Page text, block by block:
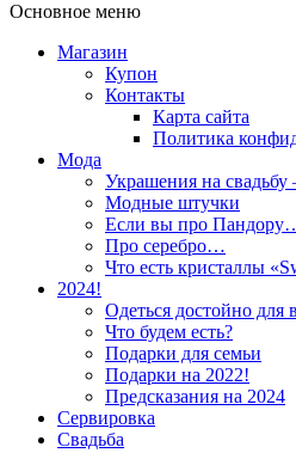
Основное меню
Магазин
Купон
Контакты
Карта сайта
Политика
Мода
Украшения на
Модные штучки
Если вы про
Про серебро…
Что есть кристаллы
2024!
Одеться достойно для
Что будем есть?
Подарки для семьи
Подарки на 2022!
Предсказания на 2024
Сервировка
Свадьба